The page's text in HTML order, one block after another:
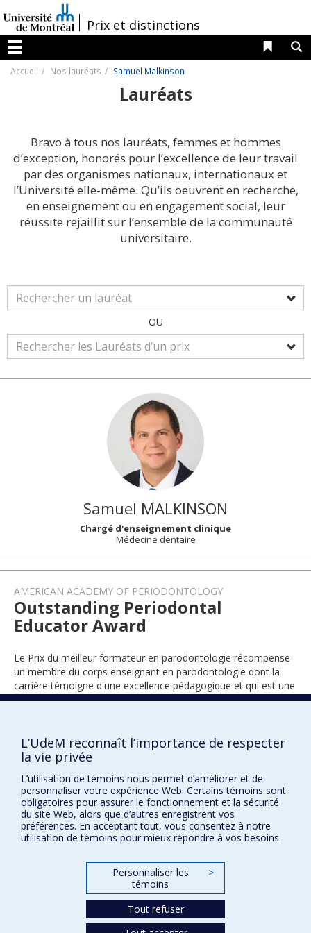
au
contenu
/Prix et distinctions
Menu
Liens
Accueil Nos lauréats Samuel Malkinson
Lauréats
Bravo à tous nos lauréats, femmes et hommes
d’exception, honorés pour l’excellence de leur travail
par des organismes nationaux, internationaux et
l’Université elle-même. Qu’ils oeuvrent en recherche,
en enseignement ou en engagement social, leur
réussite rejaillit sur l’ensemble de la communauté
universitaire.
OU
Samuel MALKINSON
Chargé d'enseignement clinique
Médecine dentaire
AMERICAN ACADEMY OF PERIODONTOLOGY
Outstanding Periodontal
Educator Award
Le Prix du meilleur formateur en parodontologie récompense
un membre du corps enseignant en parodontologie dont la
carrière témoigne d'une excellence pédagogique et qui est une
source d'inspiration pour les étudiants.
Prix et distinctions
L’UdeM reconnaît l’importance de respecter
la vie privée
L’utilisation de témoins nous permet d’améliorer et de
personnaliser votre expérience Web. Certains témoins sont
obligatoires pour assurer le fonctionnement et la sécurité
du site Web, alors que d’autres enregistrent vos
préférences. En acceptant tout, vous consentez à notre
utilisation de témoins pour mieux répondre à vos besoins.
Personnaliser les
témoins
>
Tout refuser